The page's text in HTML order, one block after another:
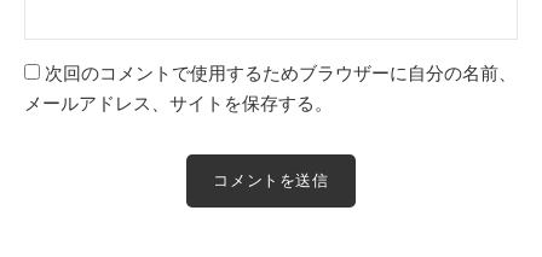
次回のコメントで使用するためブラウザーに自分の名前、
メールアドレス、サイトを保存する。